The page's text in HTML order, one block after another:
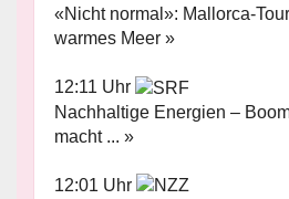
«Nicht normal»: Mallorca-
warmes Meer »
12:11 Uhr
Nachhaltige Energien –
macht ... »
12:01 Uhr